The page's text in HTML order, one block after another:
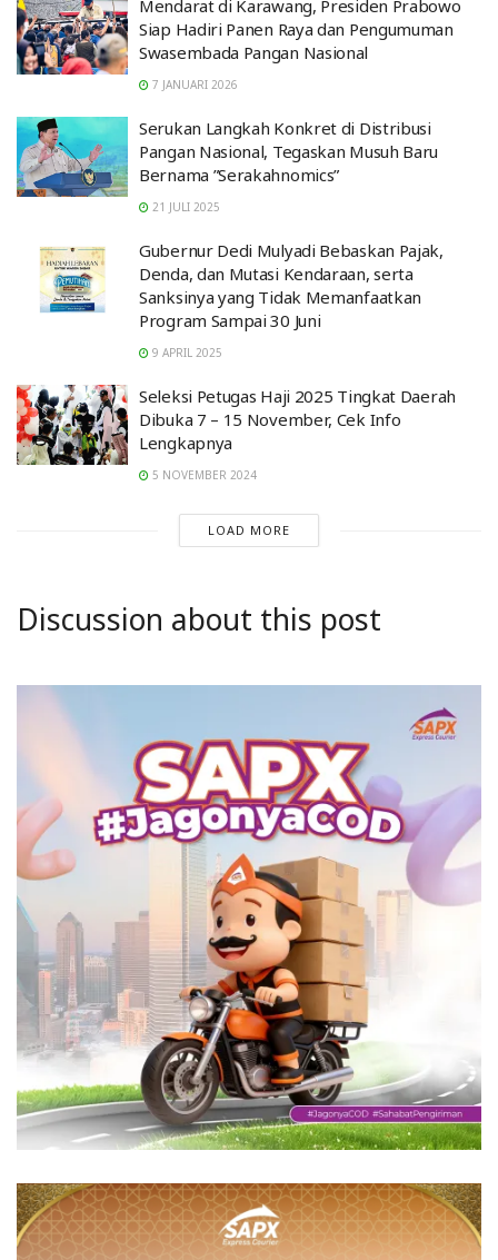
Mendarat di Karawang, Presiden Prabowo
Siap Hadiri Panen Raya dan Pengumuman
Swasembada Pangan Nasional
7 JANUARI 2026
Serukan Langkah Konkret di Distribusi
Pangan Nasional, Tegaskan Musuh Baru
Bernama ”Serakahnomics”
21 JULI 2025
Gubernur Dedi Mulyadi Bebaskan Pajak,
Denda, dan Mutasi Kendaraan, serta
Sanksinya yang Tidak Memanfaatkan
Program Sampai 30 Juni
9 APRIL 2025
Seleksi Petugas Haji 2025 Tingkat Daerah
Dibuka 7 – 15 November, Cek Info
Lengkapnya
5 NOVEMBER 2024
LOAD MORE
Discussion about this post